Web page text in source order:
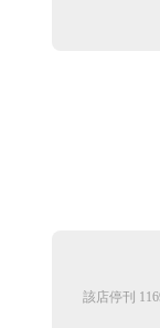
該店停刊